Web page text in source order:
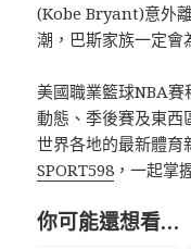
(Kobe Bryant)意外
潮，巴斯家族一定會
美國職業籃球NBA賽
動態、季後賽及東西
世界各地的最新體育
SPORT598 ，一起掌
你可能還想看…